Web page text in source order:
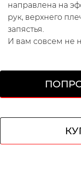
направлена на
рук, верхнего
запястья.
И вам совсем не